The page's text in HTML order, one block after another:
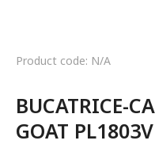
Product code: N/A
BUCATRICE-
GOAT PL1803V